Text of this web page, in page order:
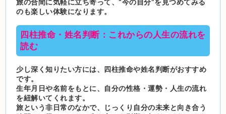
旅の合間に気軽に立ち寄って、“今の自分”を見つめてみる
のも楽しい体験になります。
四柱推命・姓名判断：これからの人生の流れを
読む
少し深く知りたい方には、四柱推命や姓名判断がおすすめ
です。
生年月日や名前をもとに、自分の性格・運勢・人生の流れ
を紐解いてくれます。
旅という非日常のなかで、じっくり自分の未来と向き合う